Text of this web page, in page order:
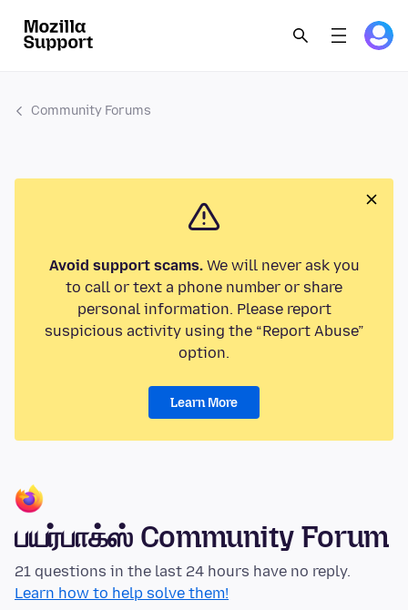
Community Forums
Avoid support scams.We will never ask you
to call or text a phone number or share
personal information. Please report
suspicious activity using the “Report Abuse”
option.
Learn More
பயர்பாக்ஸ் Community Forum
21 questions in the last 24 hours have no reply.
Learn how to help solve them!